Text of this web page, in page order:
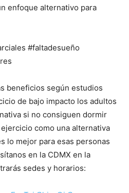
enfoque alternativo para
#faltadesueño
beneficios según estudios
de bajo impacto los adultos
si no consiguen dormir
como una alternativa
lo mejor para esas personas
en la CDMX en la
sedes y horarios: